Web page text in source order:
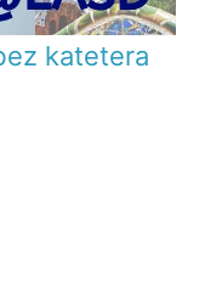
katetera